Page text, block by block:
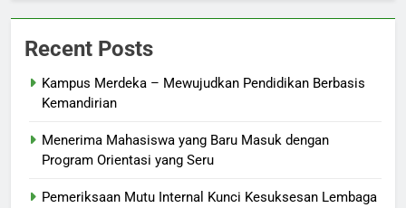
Recent Posts
Kampus Merdeka – Mewujudkan Pendidikan Berbasis
Kemandirian
Menerima Mahasiswa yang Baru Masuk dengan
Program Orientasi yang Seru
Pemeriksaan Mutu Internal Kunci Kesuksesan Lembaga